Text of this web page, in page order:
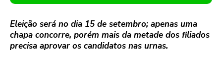
Eleição será no dia 15 de setembro; apenas uma
chapa concorre, porém mais da metade dos filiados
precisa aprovar os candidatos nas urnas.